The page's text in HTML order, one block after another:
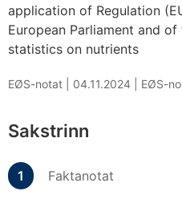
application of Regulation
European Parliament and
statistics on nutrients
EØS-notat | 04.11.2024 EØS-
Sakstrinn
Faktanotat